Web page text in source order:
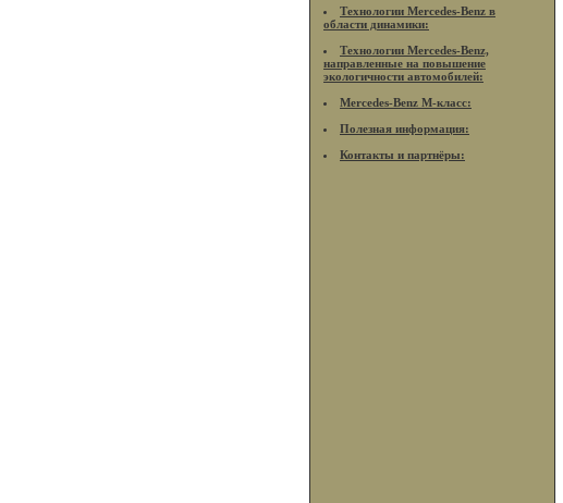
Технологии Mercedes-Benz в
области динамики:
Технологии Mercedes-Benz,
направленные на повышение
экологичности автомобилей:
Mercedes-Benz M-класс:
Полезная информация:
Контакты и партнёры: